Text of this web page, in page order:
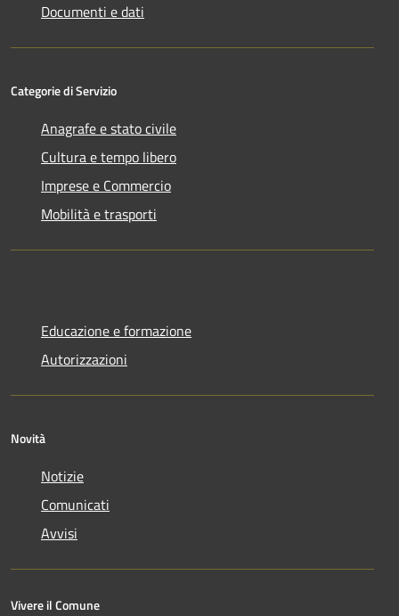
Documenti e dati
Categorie di Servizio
Anagrafe e stato civile
Cultura e tempo libero
Imprese e Commercio
Mobilità e trasporti
Educazione e formazione
Autorizzazioni
Novità
Notizie
Comunicati
Avvisi
Vivere il Comune